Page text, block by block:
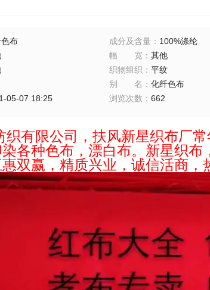
布 成分及含量： 100%涤纶
幅宽 ： 其他
织物组织 ： 平纹
别名 ： 化纤色布
05-07 18:25 浏览次数 ： 662
织有限公司，扶风新星织布厂
各种色布，漂白布。新星织
双赢，精质兴业，诚信活商